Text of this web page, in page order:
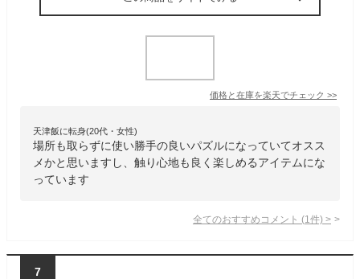
価格と在庫を楽天でチェック >>
天津飯に転身(20代・女性)
場所も取らずに使い勝手の良いパズルになっていてオスス
メかと思いますし、触り心地も良く楽しめるアイテムにな
っています
全てのおすすめコメント (1 件) >
7